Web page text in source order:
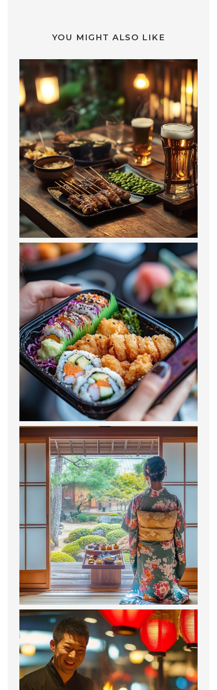
YOU MIGHT ALSO LIKE